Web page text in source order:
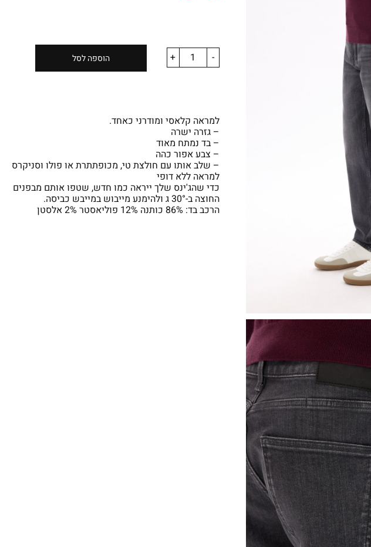
-
+ הוספה לסל
למראה קלאסי ומודרני כאחד.
– גזרה ישרה
– בד נמתח מאוד
– צבע אפור כהה
– שלב אותו עם חולצת טי, מכופתתרת או פולו וסניקרס
למראה ללא דופי
כדי שהג'ינס שלך ייראה כמו חדש, שטפו אותם מבפנים
החוצה ב-30° ג ולהימנע מייבוש במייבש כביסה.
הרכב בד: 86% כותנה 12% פוליאסטר 2% אלסטן